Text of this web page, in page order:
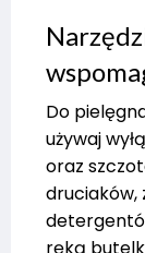
Do
używaj
oraz
druciaków,
ręką